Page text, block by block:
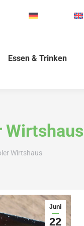
Essen & Trinken
Wirtshaus
Wirtshaus
Juni
22